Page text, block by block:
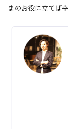
まのお役に立てば幸